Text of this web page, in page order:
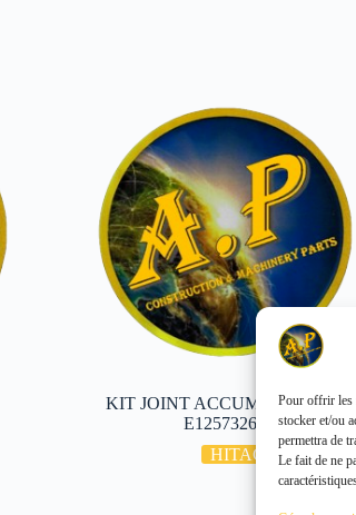
Pour offrir les
stocker et/ou
permettra de
Le fait de ne
KIT JOINT ACCUMULATEUR
E12573266
HITACHI